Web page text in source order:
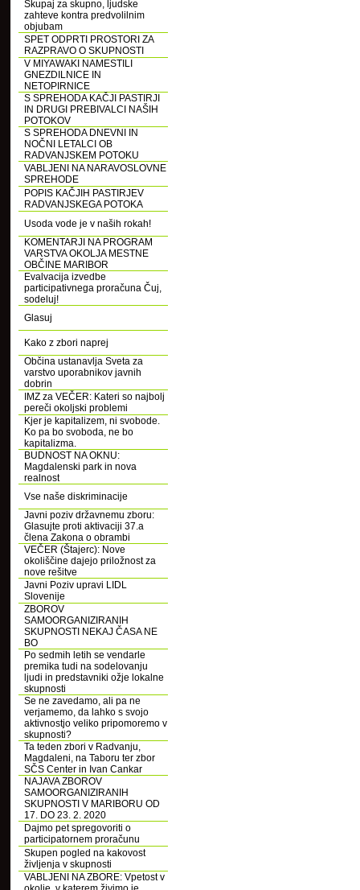
Skupaj za skupno, ljudske
zahteve kontra predvolilnim
objubam
SPET ODPRTI PROSTORI ZA
RAZPRAVO O SKUPNOSTI
V MIYAWAKI NAMESTILI
GNEZDILNICE IN
NETOPIRNICE
S SPREHODA KAČJI PASTIRJI
IN DRUGI PREBIVALCI NAŠIH
POTOKOV
S SPREHODA DNEVNI IN
NOČNI LETALCI OB
RADVANJSKEM POTOKU
VABLJENI NA NARAVOSLOVNE
SPREHODE
POPIS KAČJIH PASTIRJEV
RADVANJSKEGA POTOKA
Usoda vode je v naših rokah!
KOMENTARJI NA PROGRAM
VARSTVA OKOLJA MESTNE
OBČINE MARIBOR
Evalvacija izvedbe
participativnega proračuna Čuj,
sodeluj!
Glasuj
Kako z zbori naprej
Občina ustanavlja Sveta za
varstvo uporabnikov javnih
dobrin
IMZ za VEČER: Kateri so najbolj
pereči okoljski problemi
Kjer je kapitalizem, ni svobode.
Ko pa bo svoboda, ne bo
kapitalizma.
BUDNOST NA OKNU:
Magdalenski park in nova
realnost
Vse naše diskriminacije
Javni poziv državnemu zboru:
Glasujte proti aktivaciji 37.a
člena Zakona o obrambi
VEČER (Štajerc): Nove
okoliščine dajejo priložnost za
nove rešitve
Javni Poziv upravi LIDL
Slovenije
ZBOROV
SAMOORGANIZIRANIH
SKUPNOSTI NEKAJ ČASA NE
BO
Po sedmih letih se vendarle
premika tudi na sodelovanju
ljudi in predstavniki ožje lokalne
skupnosti
Se ne zavedamo, ali pa ne
verjamemo, da lahko s svojo
aktivnostjo veliko pripomoremo v
skupnosti?
Ta teden zbori v Radvanju,
Magdaleni, na Taboru ter zbor
SČS Center in Ivan Cankar
NAJAVA ZBOROV
SAMOORGANIZIRANIH
SKUPNOSTI V MARIBORU OD
17. DO 23. 2. 2020
Dajmo pet spregovoriti o
participatornem proračunu
Skupen pogled na kakovost
življenja v skupnosti
VABLJENI NA ZBORE: Vpetost v